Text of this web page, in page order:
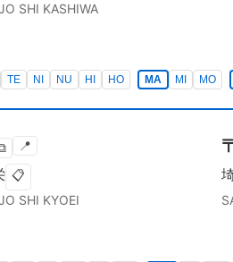
SHI KASHIWA
TE NI NU HI HO MA MI MO
📍
📋
SHI KYOEI